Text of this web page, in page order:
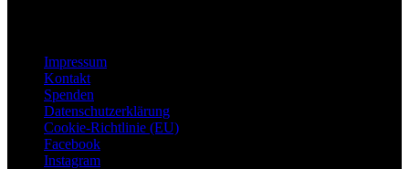
Impressum
Kontakt
Spenden
Datenschutzerklärung
Cookie-Richtlinie (EU)
Facebook
Instagram